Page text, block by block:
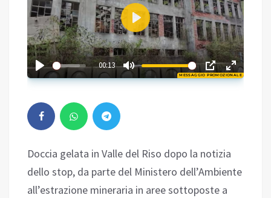
MESSAGGIO PROMOZIONALE
00:13
Play
01:35
Doccia gelata in Valle del Riso dopo la notizia
dello stop, da parte del Ministero dell’Ambiente
all’estrazione mineraria in aree sottoposte a